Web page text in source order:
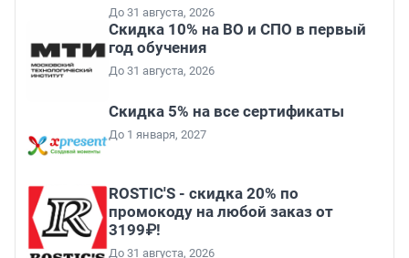
До 31 августа, 2026
Скидка 10% на ВО и СПО в первый
год обучения
До 31 августа, 2026
Скидка 5% на все сертификаты
До 1 января, 2027
ROSTIC'S - скидка 20% по
промокоду на любой заказ от
3199₽!
До 31 августа, 2026